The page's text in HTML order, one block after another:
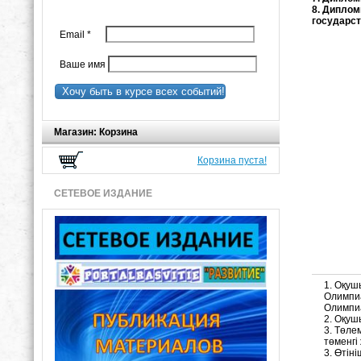
Email *
Ваше имя
Хочу быть в курсе всех событий!
Магазин: Корзина
Корзина пуста!
СЕТЕВОЕ ИЗДАНИЕ
8.
1.
2.
3.
3.